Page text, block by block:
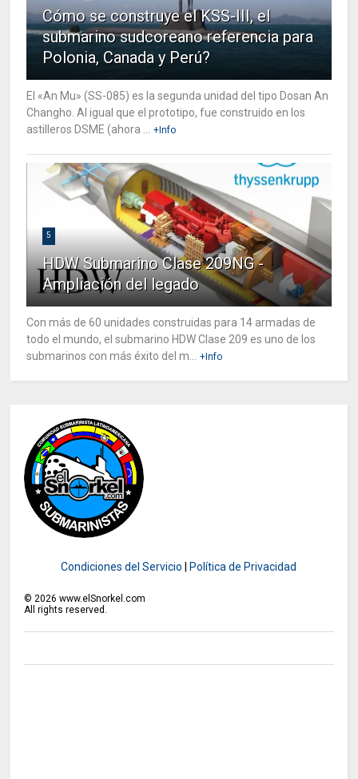
Cómo se construye el KSS-III, el
submarino sudcoreano referencia para
Polonia, Canada y Perú?
El «An Mu» (SS-085) es la segunda unidad del tipo Dosan An
Changho. Al igual que el prototipo, fue construido en los
astilleros DSME (ahora ...
+Info
5
HDW Submarino Clase 209NG -
Ampliación del legado
Con más de 60 unidades construidas para 14 armadas de
todo el mundo, el submarino HDW Clase 209 es uno de los
submarinos con más éxito del m...
+Info
Condiciones del Servicio Política de Privacidad
© 2026 www.elSnorkel.com
All rights reserved.